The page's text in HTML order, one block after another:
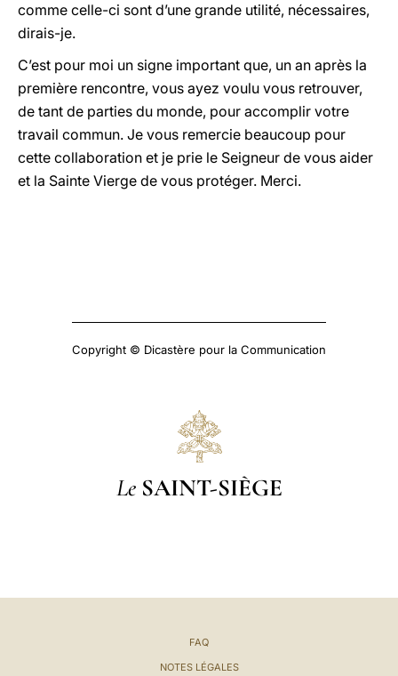
comme celle-ci sont d’une grande utilité, nécessaires,
dirais-je.
C’est pour moi un signe important que, un an après la
première rencontre, vous ayez voulu vous retrouver,
de tant de parties du monde, pour accomplir votre
travail commun. Je vous remercie beaucoup pour
cette collaboration et je prie le Seigneur de vous aider
et la Sainte Vierge de vous protéger. Merci.
Copyright © Dicastère pour la Communication
Le SAINT-SIÈGE
FAQ
NOTES LÉGALES